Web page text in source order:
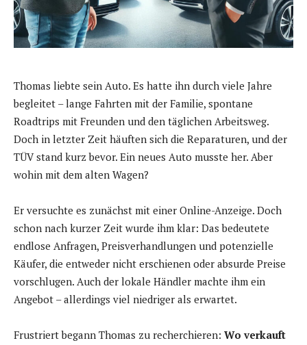
Thomas liebte sein Auto. Es hatte ihn durch viele Jahre
begleitet – lange Fahrten mit der Familie, spontane
Roadtrips mit Freunden und den täglichen Arbeitsweg.
Doch in letzter Zeit häuften sich die Reparaturen, und der
TÜV stand kurz bevor. Ein neues Auto musste her. Aber
wohin mit dem alten Wagen?
Er versuchte es zunächst mit einer Online-Anzeige. Doch
schon nach kurzer Zeit wurde ihm klar: Das bedeutete
endlose Anfragen, Preisverhandlungen und potenzielle
Käufer, die entweder nicht erschienen oder absurde Preise
vorschlugen. Auch der lokale Händler machte ihm ein
Angebot – allerdings viel niedriger als erwartet.
Frustriert begann Thomas zu recherchieren: Wo verkauft